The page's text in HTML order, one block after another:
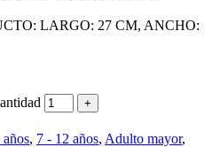
LARGO: 27 CM, ANCHO:
, 7 - 12 años, Adulto mayor,